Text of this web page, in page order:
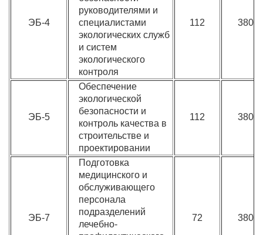
ЭБ-4
руководителями и
специалистами
экологических служб
и систем
экологического
контроля
112 3800
ЭБ-5
Обеспечение
экологической
безопасности и
контроль качества в
строительстве и
проектировании
112 3800
ЭБ-7
Подготовка
медицинского и
обслуживающего
персонала
подразделений
лечебно-
72 3800